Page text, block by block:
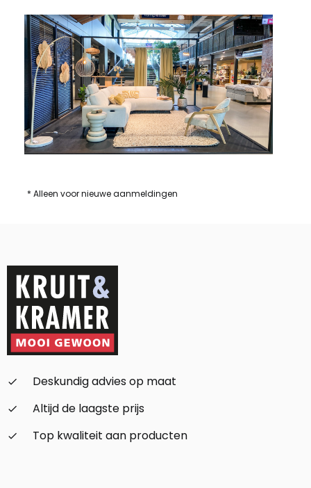
* Alleen voor nieuwe aanmeldingen
check_small
Deskundig advies op maat
check_small
Altijd de laagste prijs
check_small
Top kwaliteit aan producten